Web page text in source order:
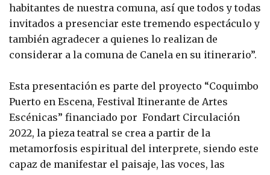
habitantes de nuestra comuna, así que todos y todas
invitados a presenciar este tremendo espectáculo y
también agradecer a quienes lo realizan de
considerar a la comuna de Canela en su itinerario”.
Esta presentación es parte del proyecto “Coquimbo
Puerto en Escena, Festival Itinerante de Artes
Escénicas” financiado por Fondart Circulación
2022, la pieza teatral se crea a partir de la
metamorfosis espiritual del interprete, siendo este
capaz de manifestar el paisaje, las voces, las